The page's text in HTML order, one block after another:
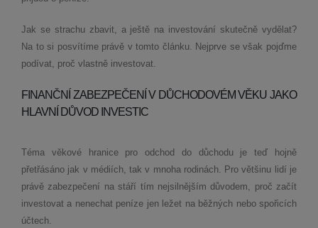
Jak se strachu zbavit, a ještě na investování skutečně vydělat?
Na to si posvítíme právě v tomto článku. Nejprve se však pojďme
podívat, proč vlastně investovat.
FINANČNÍ ZABEZPEČENÍ V DŮCHODOVÉM VĚKU JAKO
HLAVNÍ DŮVOD INVESTIC
Téma věkové hranice pro odchod do důchodu je teď hojně
přetřásáno jak v médiích, tak v mnoha rodinách. Pro většinu lidí je
právě zabezpečení na stáří tím nejsilnějším důvodem, proč začít
investovat a nenechat peníze jen ležet na běžných nebo spořicích
účtech.